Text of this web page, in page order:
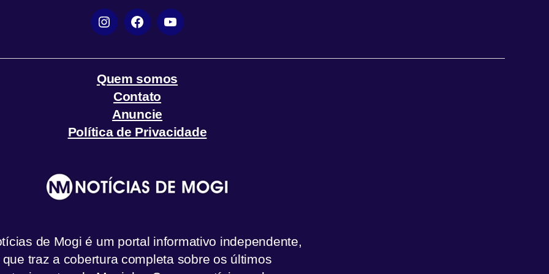
InstagramFacebookYouTube
Quem somos
Contato
Anuncie
Política de Privacidade
de Mogi é um portal informativo independente,
que traz a cobertura completa sobre os últimos